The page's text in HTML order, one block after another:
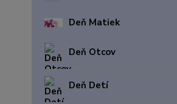
Deň Matiek
Deň Otcov
Deň Detí